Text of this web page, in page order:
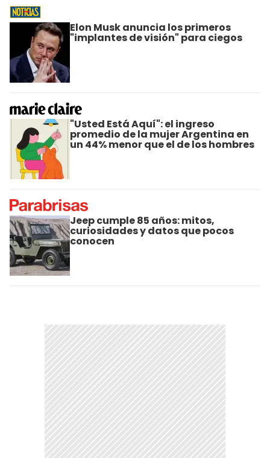
Elon Musk anuncia los primeros
"implantes de visión" para ciegos
"Usted Está Aquí": el ingreso
promedio de la mujer Argentina en
un 44% menor que el de los hombres
Jeep cumple 85 años: mitos,
curiosidades y datos que pocos
conocen